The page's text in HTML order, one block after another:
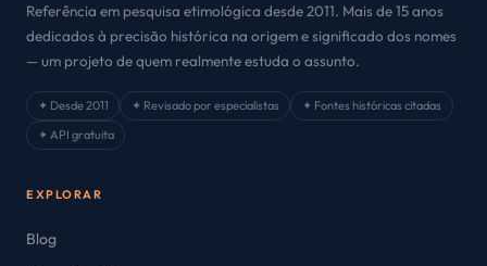
Referência em pesquisa etimológica desde 2011. Mais de 15 anos
dedicados à precisão histórica na origem e significado dos nomes
— um projeto de quem realmente estuda o assunto.
✦ Desde 2011 ✦ Revisado por especialistas
✦ Fontes históricas citadas
✦ API gratuita
EXPLORAR
Blog